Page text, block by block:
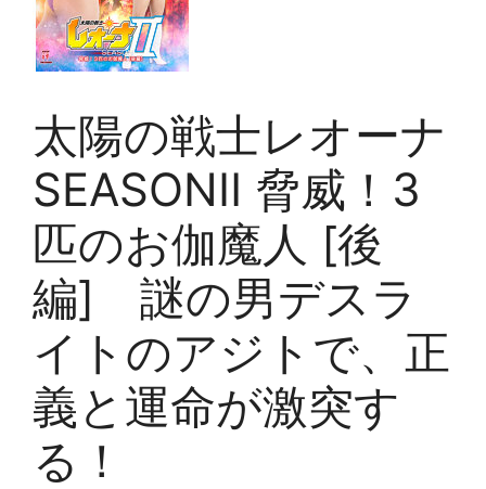
太陽の戦士レオーナ
SEASONⅡ 脅威！3
匹のお伽魔人 [後
編] 謎の男デスラ
イトのアジトで、正
義と運命が激突す
る！